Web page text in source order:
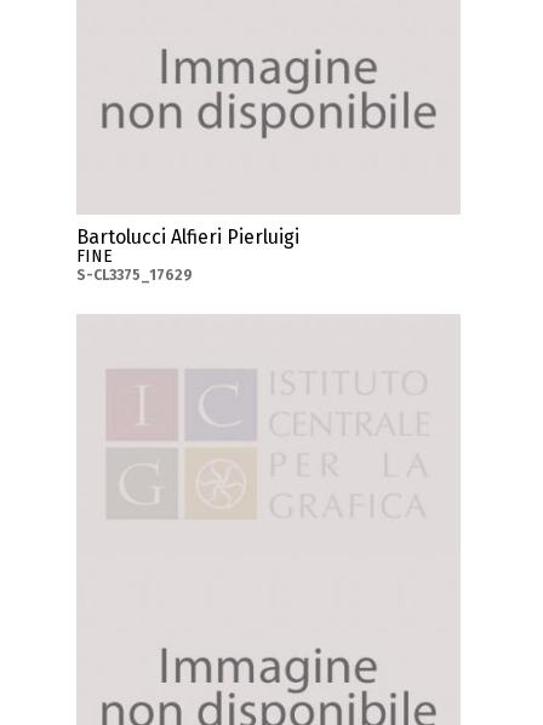
Bartolucci Alfieri Pierluigi
FINE
S-CL3375_17629